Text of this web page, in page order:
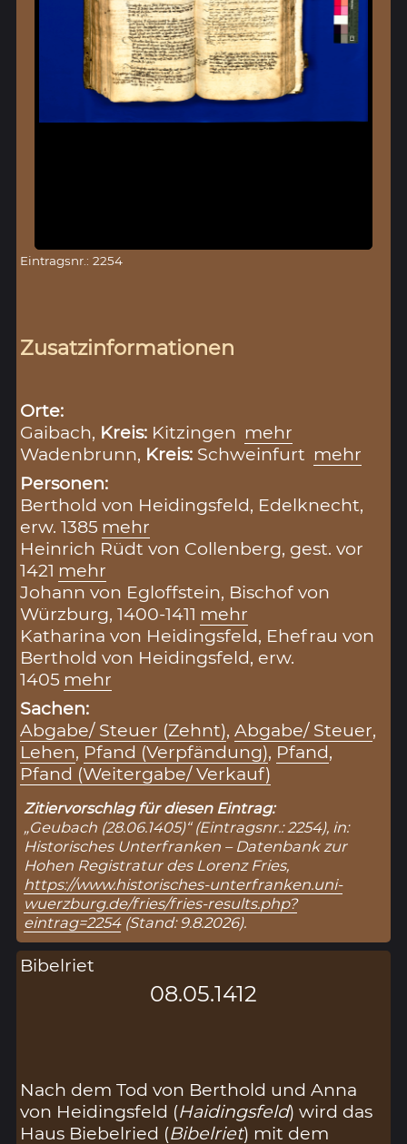
Eintragsnr.: 2254
Zusatzinformationen
Orte:
Gaibach, Kreis: Kitzingen mehr
Wadenbrunn, Kreis: Schweinfurt mehr
Personen:
Berthold von Heidingsfeld, Edelknecht,
erw. 1385 mehr
Heinrich Rüdt von Collenberg, gest. vor
1421 mehr
Johann von Egloffstein, Bischof von
Würzburg, 1400-1411 mehr
Katharina von Heidingsfeld, Ehefrau von
Berthold von Heidingsfeld, erw.
1405 mehr
Sachen:
Abgabe/ Steuer (Zehnt),Abgabe/ Steuer,
Lehen, Pfand (Verpfändung), Pfand,
Pfand (Weitergabe/ Verkauf)
Zitiervorschlag für diesen Eintrag:
„Geubach (28.06.1405)“ (Eintragsnr.: 2254), in:
Historisches Unterfranken – Datenbank zur
Hohen Registratur des Lorenz Fries,
https://www.historisches-unterfranken.uni-
wuerzburg.de/fries/fries-results.php?
eintrag=2254(Stand: 9.8.2026).
Bibelriet
08.05.1412
Nach dem Tod von Berthold und Anna
von Heidingsfeld (Haidingsfeld) wird das
Haus Biebelried (Bibelriet) mit dem